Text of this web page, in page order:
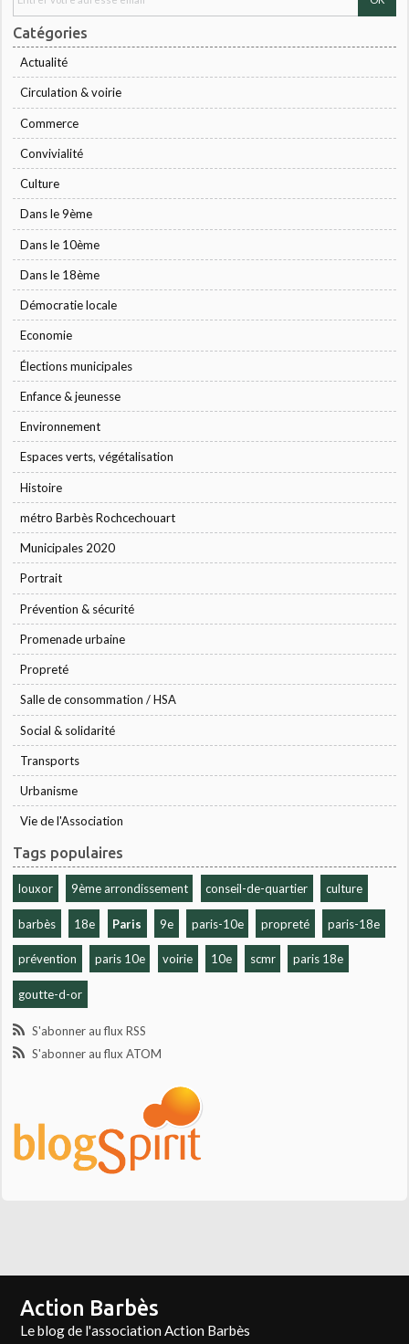
Catégories
Actualité
Circulation & voirie
Commerce
Convivialité
Culture
Dans le 9ème
Dans le 10ème
Dans le 18ème
Démocratie locale
Economie
Élections municipales
Enfance & jeunesse
Environnement
Espaces verts, végétalisation
Histoire
métro Barbès Rochcechouart
Municipales 2020
Portrait
Prévention & sécurité
Promenade urbaine
Propreté
Salle de consommation / HSA
Social & solidarité
Transports
Urbanisme
Vie de l'Association
Tags populaires
louxor 9ème arrondissement conseil-de-quartier culture
barbès 18e Paris 9e paris-10e propreté paris-18e
prévention paris 10e voirie 10e scmr paris 18e
goutte-d-or
S'abonner au flux RSS
S'abonner au flux ATOM
Action Barbès
Le blog de l'association Action Barbès